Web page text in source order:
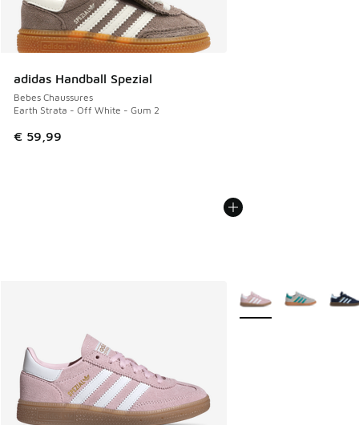
adidas Handball Spezial
Bebes Chaussures
Earth Strata - Off White - Gum 2
€ 59,99
Plus de couleurs